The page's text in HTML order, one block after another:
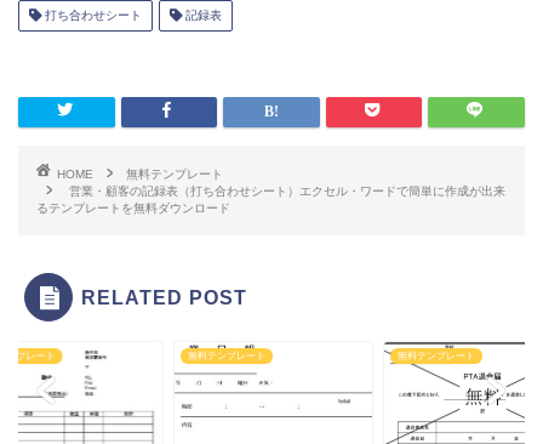
打ち合わせシート 記録表
HOME
無料テンプレート
営業・顧客の記録表（打ち合わせシート）エクセル・ワードで簡単に作成が出来
るテンプレートを無料ダウンロード
RELATED POST
ンプレート 無料テンプレート 無料テンプレート